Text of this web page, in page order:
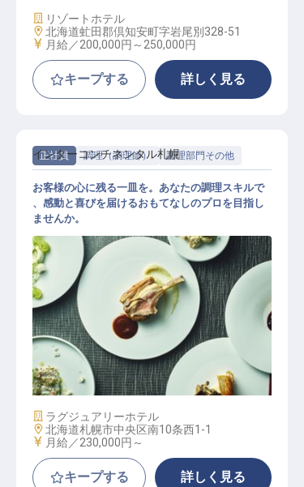
施設業態
リゾートホテル
勤務地
北海道虻田郡倶知安町字岩尾別328-51
給与
月給／200,000円～ 250,000円
キープする 詳しく見る
正社員 調理（調理師） 調理部門その他
調理人（洋食）
インターコンチネンタル札幌
お客様の心に残る一皿を。あなたの調理スキルで
、感動と喜びを届けるおもてなしのプロを目指し
ませんか。
施設業態
ラグジュアリーホテル
勤務地
北海道札幌市中央区南10条西1-1
給与
月給／230,000円～
キープする 詳しく見る